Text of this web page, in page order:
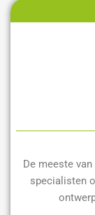
De meeste
specialisten